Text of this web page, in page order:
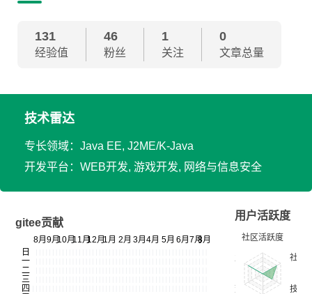
131
经验值
46
粉丝
1
关注
0
文章总量
技术雷达
专长领域：Java EE, J2ME/K-Java
开发平台：WEB开发, 游戏开发, 网络与信息安全
gitee贡献
用户活跃度